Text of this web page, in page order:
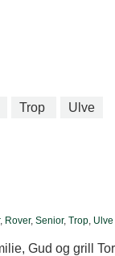
Trop Ulve
, Rover, Senior, Trop, Ulve
Gud og grill